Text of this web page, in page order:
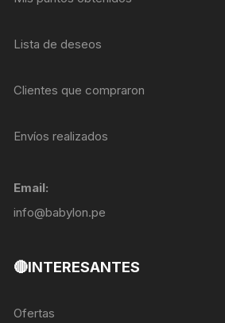
Lista de deseos
Clientes que compraron
Envíos realizados
Email:
info@babylon.pe
🔴INTERESANTES
Ofertas